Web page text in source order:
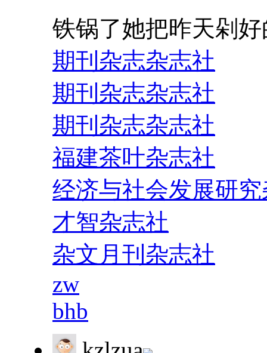
铁锅了她把昨天剁
期刊杂志杂志社
期刊杂志杂志社
期刊杂志杂志社
福建茶叶杂志社
经济与社会发展研
才智杂志社
杂文月刊杂志社
zw
bhb